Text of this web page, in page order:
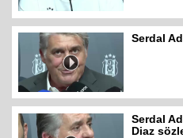
Serdal
Serdal
Diaz